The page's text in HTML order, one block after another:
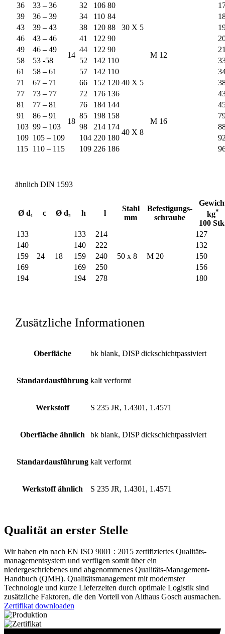
36
33 – 36 32 106 80
30 X 5
39
36 – 39 34 110 84
43
39 – 43
14
38 120 88
M 12
46
43 – 46 41 122 90
49
46 – 49 44 122 90
58
53 -58 52 142 110
40 X 5
61
58 – 61 57 142 110
71
67 – 71 66 152 120
77
73 – 77
18
72 176 136
M 16
81
77 – 81 76 184 144
91
86 – 91 85 198 158
40 X 8
103 99 – 103 98 214 174
109 105 – 109 104 220 180
115
110 – 115 109 226 186
ähnlich DIN 1593
Ø d₁ c Ø d₂ h l
Stahl
mm
Befestigungs-
schraube
kg*
100
133
24 18
133 214
50 x 8 M 20
127
140
140 222
132
159
159 240
150
169
169 250
156
194
194 278 180
Zusätzliche Informationen
Oberfläche bk blank, DISP dickschichtpassiviert
Standardausführung kalt verformt
Werkstoff S 235 JR, 1.4301, 1.4571
Oberfläche ähnlich bk blank, DISP dickschichtpassiviert
Standardausführung kalt verformt
Werkstoff ähnlich S 235 JR, 1.4301, 1.4571
Qualität an erster Stelle
Wir haben ein nach EN ISO 9001 : 2015 zertifiziertes Qualitäts­
managementsystem und verfügen somit über ein
niedergeschriebenes und abgenommenes Qualitäts-Management-
Handbuch (QMH). Qualitätsmanagement mit modernster
Technologie und kurze Lieferzeiten durch optimale Logistik sind
zusätzliche Faktoren, die den Vorteil von Althaus Gosch ausmachen.
Zertifikat downloaden